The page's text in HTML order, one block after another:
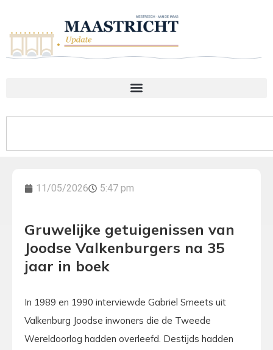
11/05/2026 5:47 pm
Gruwelijke getuigenissen van
Joodse Valkenburgers na 35
jaar in boek
In 1989 en 1990 interviewde Gabriel Smeets uit
Valkenburg Joodse inwoners die de Tweede
Wereldoorlog hadden overleefd. Destijds hadden